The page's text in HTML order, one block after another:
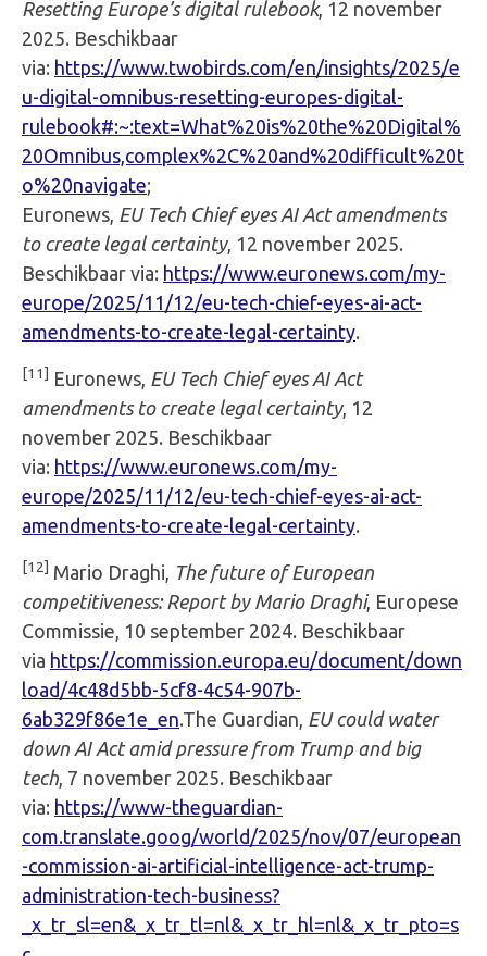
Resetting Europe’s digital rulebook, 12 november
2025. Beschikbaar
via: https://www.twobirds.com/en/insights/2025/e
u-digital-omnibus-resetting-europes-digital-
rulebook#:~:text=What%20is%20the%20Digital%
20Omnibus,complex%2C%20and%20difficult%20t
o%20navigate;
Euronews, EU Tech Chief eyes AI Act amendments
to create legal certainty, 12 november 2025.
Beschikbaar via: https://www.euronews.com/my-
europe/2025/11/12/eu-tech-chief-eyes-ai-act-
amendments-to-create-legal-certainty.
[11] Euronews, EU Tech Chief eyes AI Act
amendments to create legal certainty, 12
november 2025. Beschikbaar
via: https://www.euronews.com/my-
europe/2025/11/12/eu-tech-chief-eyes-ai-act-
amendments-to-create-legal-certainty.
[12] Mario Draghi, The future of European
competitiveness: Report by Mario Draghi, Europese
Commissie, 10 september 2024. Beschikbaar
via https://commission.europa.eu/document/down
load/4c48d5bb-5cf8-4c54-907b-
6ab329f86e1e_en.The Guardian, EU could water
down AI Act amid pressure from Trump and big
tech , 7 november 2025. Beschikbaar
via: https://www-theguardian-
com.translate.goog/world/2025/nov/07/european
-commission-ai-artificial-intelligence-act-trump-
administration-tech-business?
_x_tr_sl=en&_x_tr_tl=nl&_x_tr_hl=nl&_x_tr_pto=s